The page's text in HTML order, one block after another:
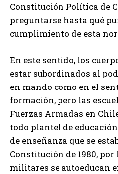
Constitución Política de
preguntarse hasta qué
cumplimiento de esta
En este sentido, los
estar subordinados al
en mando como en el
formación, pero las
Fuerzas Armadas en
todo plantel de
de enseñanza que se
Constitución de 1980,
militares se autoeducan